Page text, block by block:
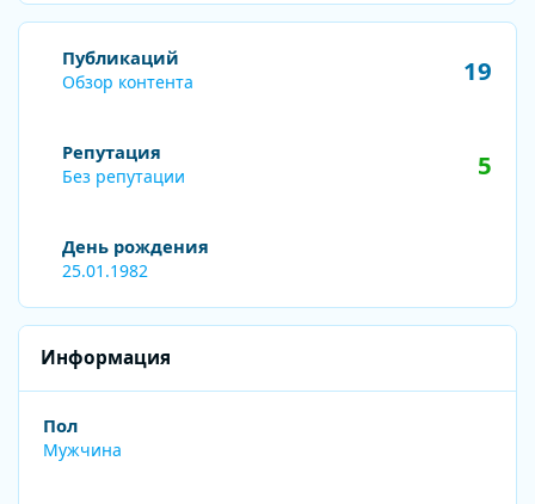
Обзор контента
Публикаций
Обзор контента 19
Репутация
Без репутации 5
День рождения
25.01.1982
Информация
Пол
Мужчина